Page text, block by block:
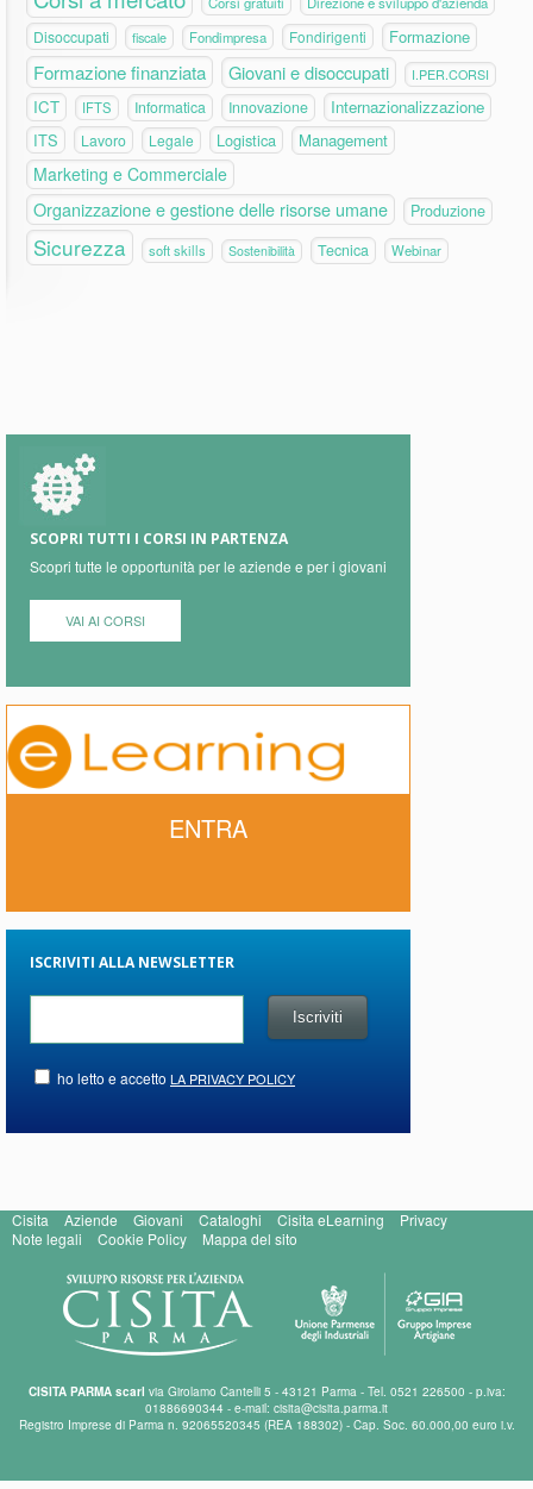
Disoccupati fiscale Fondimpresa Fondirigenti Formazione
Formazione finanziata Giovani e disoccupati I.PER.CORSI
ICT IFTS Informatica Innovazione
Internazionalizzazione
ITS
Lavoro Legale Logistica Management
Marketing e Commerciale
Organizzazione e gestione delle risorse umane Produzione
Sicurezza soft skills Sostenibilità Tecnica Webinar
SCOPRI TUTTI I CORSI IN PARTENZA
Scopri tutte le opportunità per le aziende e per i giovani
VAI AI CORSI
ENTRA
ISCRIVITI ALLA NEWSLETTER
ho letto e accetto LA PRIVACY POLICY
Cisita Aziende Giovani Cataloghi Cisita eLearning
Privacy
Note legali
Cookie Policy Mappa del sito
CISITA PARMA scarl via Girolamo Cantelli 5 - 43121 Parma - Tel. 0521 226500 - p.iva:
01886690344 - e-mail: cisita@cisita.parma.it
Registro Imprese di Parma n. 92065520345 (REA 188302) - Cap. Soc. 60.000,00 euro i.v.